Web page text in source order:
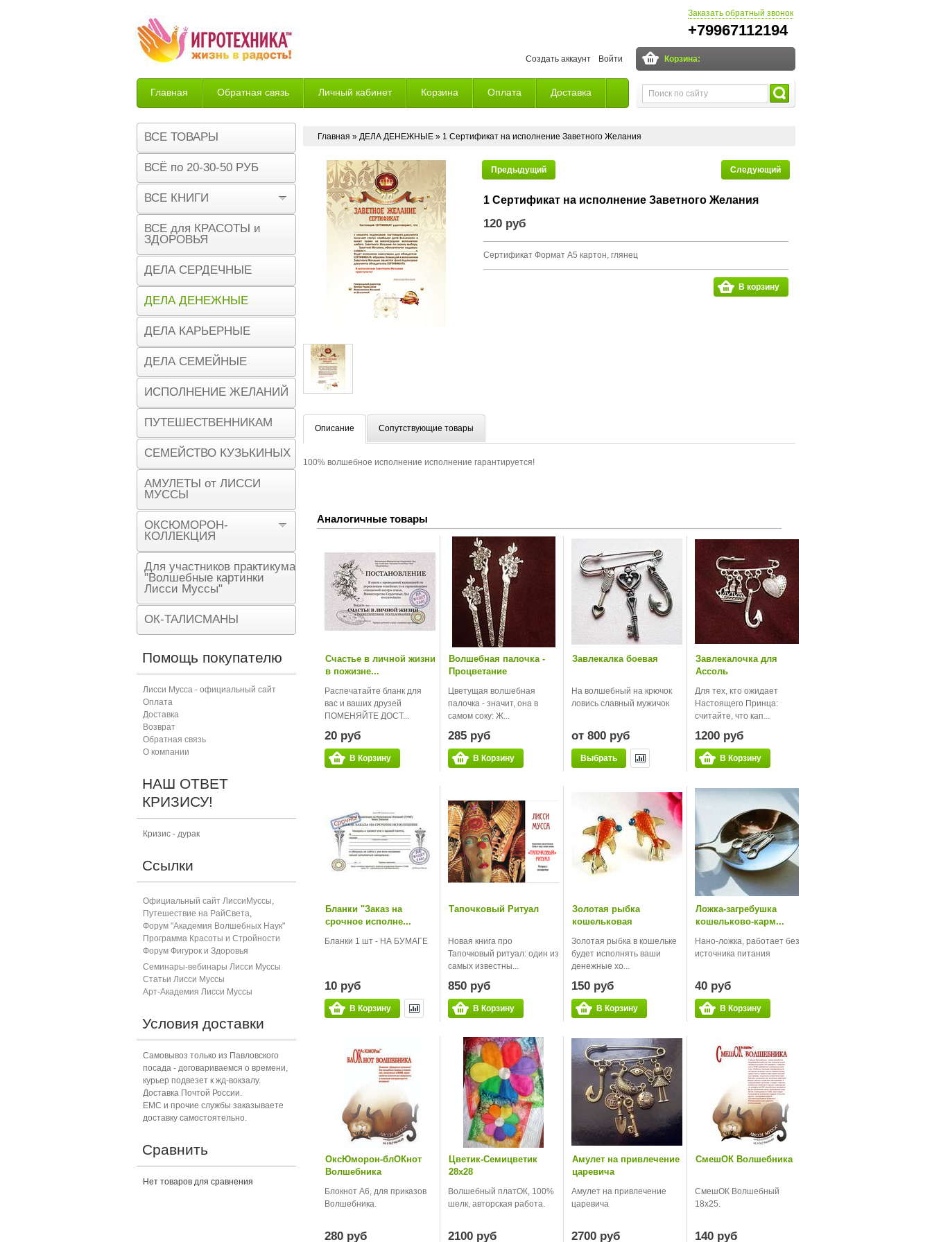
Заказать обратный звонок
+79967112194
Создать аккаунт Войти
Главная Обратная связь Личный кабинет Корзина Оплата Доставка
Возврат
Корзина:
Главная » ДЕЛА ДЕНЕЖНЫЕ » 1 Сертификат на исполнение Заветного Желания
Предыдущий Следующий
1 Сертификат на исполнение Заветного Желания
120 руб
Сертификат Формат А5 картон, глянец
В корзину
Описание Сопутствующие товары
100% волшебное исполнение исполнение гарантируется!
Аналогичные товары
Счастье в личной жизни
в пожизне...
Распечатайте бланк для
вас и ваших друзей
ПОМЕНЯЙТЕ ДОСТ...
20 руб
В Корзину
Волшебная палочка -
Процветание
Цветущая волшебная
палочка - значит, она в
самом соку: Ж...
285 руб
В Корзину
Завлекалка боевая
На волшебный на крючок
ловись славный мужичок
от 800 руб
Выбрать
Завлекалочка для
Ассоль
Для тех, кто ожидает
Настоящего Принца:
считайте, что кап...
1200 руб
В Корзину
Бланки "Заказ на
срочное исполне...
Бланки 1 шт - НА БУМАГЕ
10 руб
В Корзину
Тапочковый Ритуал
Новая книга про
Тапочковый ритуал: один из
самых известны...
850 руб
В Корзину
Золотая рыбка
кошельковая
Золотая рыбка в кошельке
будет исполнять ваши
денежные хо...
150 руб
В Корзину
Ложка-загребушка
кошельково-карм...
Нано-ложка, работает без
источника питания
40 руб
В Корзину
ОксЮморон-блОКнот
Волшебника
Блокнот А6, для приказов
Волшебника.
280 руб
Цветик-Семицветик
28х28
Волшебный платОК, 100%
шелк, авторская работа.
2100 руб
Амулет на привлечение
царевича
Амулет на привлечение
царевича
2700 руб
СмешОК Волшебника
СмешОК Волшебный
18х25.
140 руб
ВСЕ ТОВАРЫ
ВСЁ по 20-30-50 РУБ
ВСЕ КНИГИ
ВСЕ для КРАСОТЫ и
ЗДОРОВЬЯ
ДЕЛА СЕРДЕЧНЫЕ
ДЕЛА ДЕНЕЖНЫЕ
ДЕЛА КАРЬЕРНЫЕ
ДЕЛА СЕМЕЙНЫЕ
ИСПОЛНЕНИЕ ЖЕЛАНИЙ
ПУТЕШЕСТВЕННИКАМ
СЕМЕЙСТВО КУЗЬКИНЫХ
АМУЛЕТЫ от ЛИССИ
МУССЫ
ОКСЮМОРОН-
КОЛЛЕКЦИЯ
Для участников практикума
"Волшебные картинки
Лисси Муссы"
ОК-ТАЛИСМАНЫ
Помощь покупателю
Лисси Мусса - официальный сайт
Оплата
Доставка
Возврат
Обратная связь
О компании
НАШ ОТВЕТ
КРИЗИСУ!
Кризис - дурак
Ссылки
Официальный сайт ЛиссиМуссы,
Путешествие на РайСвета,
Форум "Академия Волшебных Наук"
Программа Красоты и Стройности
Форум Фигурок и Здоровья
Семинары-вебинары Лисси Муссы
Статьи Лисси Муссы
Арт-Академия Лисси Муссы
Условия доставки
Самовывоз только из Павловского
посада - договариваемся о времени,
курьер подвезет к жд-вокзалу.
Доставка Почтой России.
ЕМС и прочие службы заказываете
доставку самостоятельно.
Сравнить
Нет товаров для сравнения